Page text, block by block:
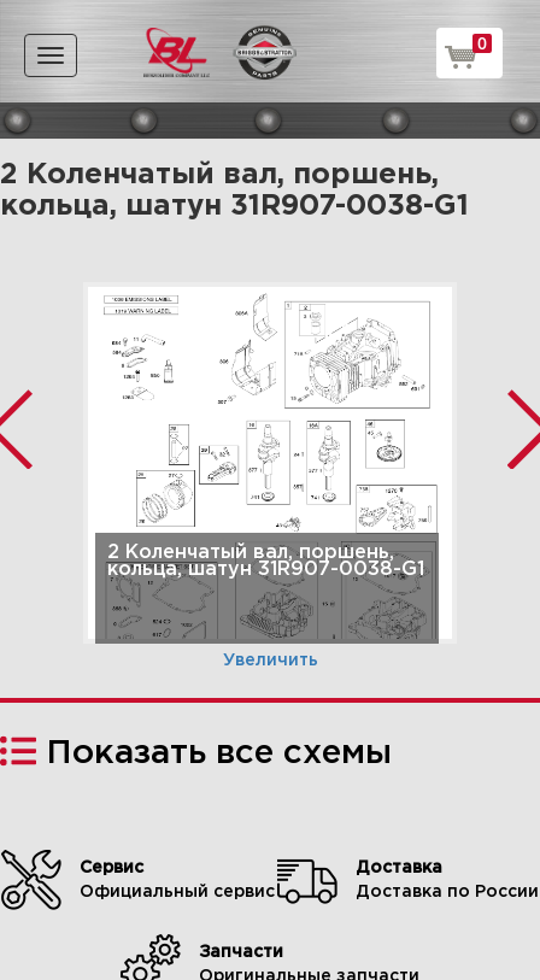
Toggle
navigation
0
2 Коленчатый вал, поршень,
кольца, шатун 31R907-0038-G1
2 Коленчатый вал, поршень,
кольца, шатун 31R907-0038-G1
Увеличить
3 Карбюратор, детали
Показать все схемы
Сервис
Официальный сервис
Доставка
Доставка по России
Запчасти
Оригинальные запчасти